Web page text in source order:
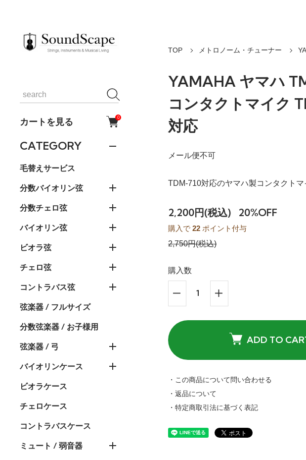
カートを見る 0
CATEGORY
毛替えサービス
分数バイオリン弦
分数チェロ弦
バイオリン弦
ビオラ弦
チェロ弦
コントラバス弦
弦楽器 / フルサイズ
分数弦楽器 / お子様用
弦楽器 / 弓
バイオリンケース
ビオラケース
チェロケース
コントラバスケース
ミュート / 弱音器
TOP メトロノーム・チューナー
YAMAHA ヤマハ
コンタクトマイク
対応
メール便不可
TDM-710対応のヤマハ製コンタクトマ
2,200円(税込) 20%OFF
購入で 22 ポイント付与
2,750円(税込)
購入数
ADD TO
・この商品について問い合わせる
・返品について
・特定商取引法に基づく表記